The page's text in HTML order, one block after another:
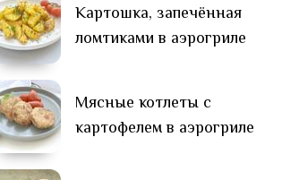
Картошка, запечённая
ломтиками в аэрогриле
Мясные котлеты с
картофелем в аэрогриле